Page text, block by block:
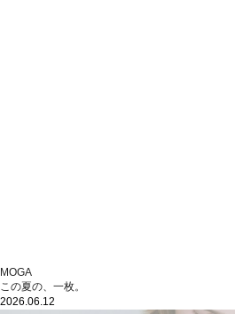
MOGA
この夏の、一枚。
2026.06.12